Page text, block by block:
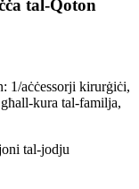
tal-Qoton
1/aċċessorji kirurġiċi,
kura tal-familja,